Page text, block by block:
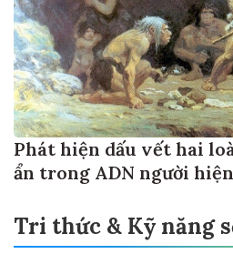
Phát hiện dấu vết hai
ẩn trong ADN người
Tri thức & Kỹ năng